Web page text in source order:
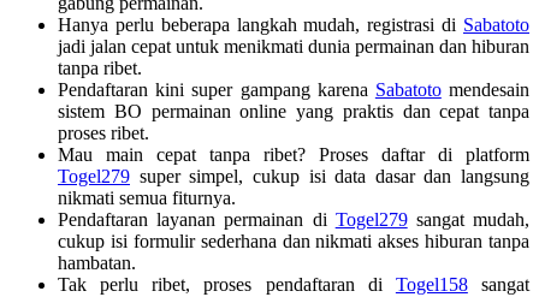
Hanya perlu beberapa langkah mudah, registrasi di Sabatoto
jadi jalan cepat untuk menikmati dunia permainan dan hiburan
tanpa ribet.
Pendaftaran kini super gampang karena Sabatotomendesain
sistem BO permainan online yang praktis dan cepat tanpa
proses ribet.
Mau main cepat tanpa ribet? Proses daftar di platform
Togel279 super simpel, cukup isi data dasar dan langsung
nikmati semua fiturnya.
Pendaftaran layanan permainan di Togel279sangat mudah,
cukup isi formulir sederhana dan nikmati akses hiburan tanpa
hambatan.
Tak perlu ribet, proses pendaftaran di Togel158sangat